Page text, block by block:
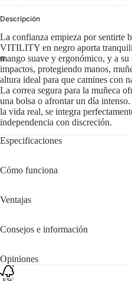
Descripción
La confianza empieza por sentirte
VITILITY en negro aporta
mango suave y ergonómico, y a
impactos, protegiendo manos,
altura ideal para que camines con
La correa segura para la muñeca
una bolsa o afrontar un día
la vida real, se integra
independencia con discreción.
Especificaciones
Cómo funciona
Ventajas
Consejos e información
Opiniones